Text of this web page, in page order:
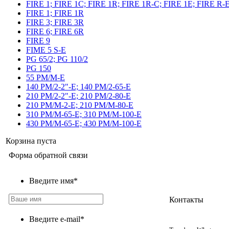
FIRE 1; FIRE 1C; FIRE 1R; FIRE 1R-C; FIRE 1E; FIRE R-
FIRE 1; FIRE 1R
FIRE 3; FIRE 3R
FIRE 6; FIRE 6R
FIRE 9
FIME 5 S-E
PG 65/2; PG 110/2
PG 150
55 PM/M-E
140 PM/2-2"-E; 140 PM/2-65-E
210 PM/2-2"-E; 210 PM/2-80-E
210 PM/M-2-E; 210 PM/M-80-E
310 PM/M-65-E; 310 PM/M-100-E
430 PM/M-65-E; 430 PM/M-100-E
Корзина пуста
Форма обратной связи
Введите имя*
Введите e-mail*
Контакты